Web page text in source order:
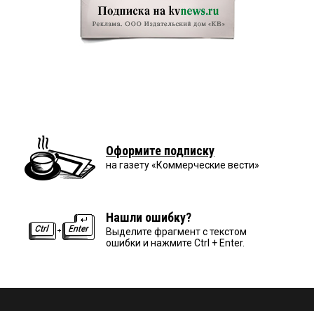
Оформите подписку
на газету «Коммерческие вести»
Нашли ошибку?
Выделите фрагмент с текстом
ошибки и нажмите Ctrl + Enter.